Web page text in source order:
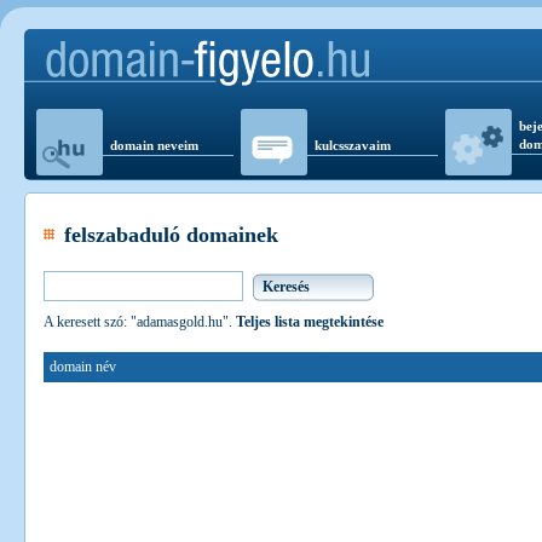
domain neveim kulcsszavaim
felszabaduló domainek
A keresett szó: "adamasgold.hu". Teljes lista megtekintése
domain név